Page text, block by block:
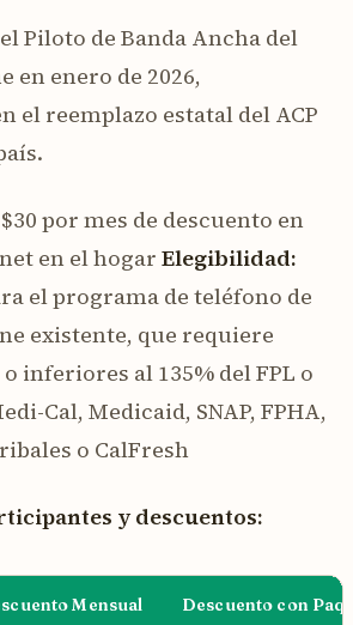
Piloto de Banda Ancha del
en enero de 2026,
el reemplazo estatal del ACP
por mes de descuento en
en el hogar Elegibilidad:
el programa de teléfono de
existente, que requiere
inferiores al 135% del FPL o
Cal, Medicaid, SNAP, FPHA,
o CalFresh
y descuentos:
Mensual Descuento con